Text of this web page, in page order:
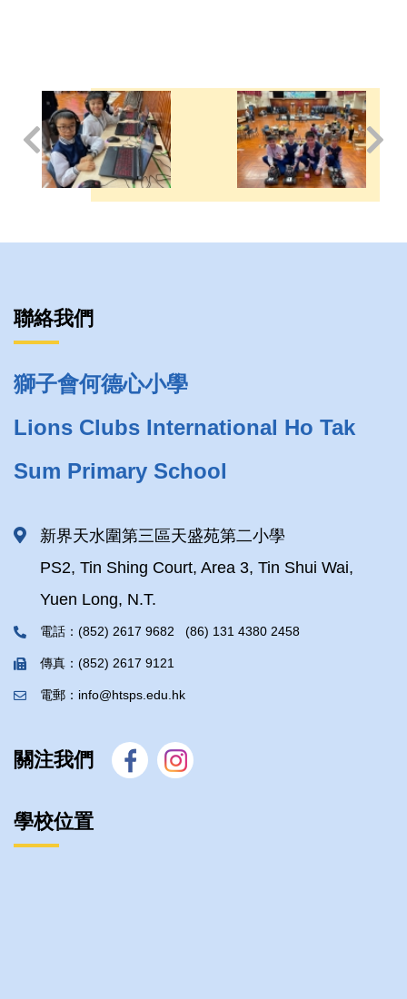
聯絡我們
獅子會何德心小學
Lions Clubs International Ho Tak
Sum Primary School
新界天水圍第三區天盛苑第二小學
PS2, Tin Shing Court, Area 3, Tin Shui Wai,
Yuen Long, N.T.
電話：(852) 2617 9682 (86) 131 4380 2458
傳真：(852) 2617 9121
電郵：info@htsps.edu.hk
關注我們
學校位置